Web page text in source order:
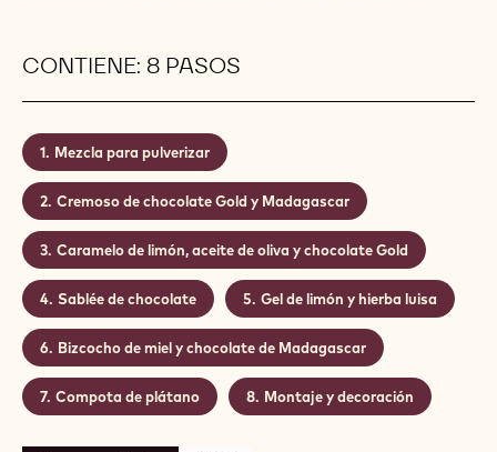
CONTIENE: 8 PASOS
Mezcla para pulverizar
Cremoso de chocolate Gold y Madagascar
Caramelo de limón, aceite de oliva y chocolate Gold
Sablée de chocolate Gel de limón y hierba luisa
Bizcocho de miel y chocolate de Madagascar
Compota de plátano Montaje y decoración